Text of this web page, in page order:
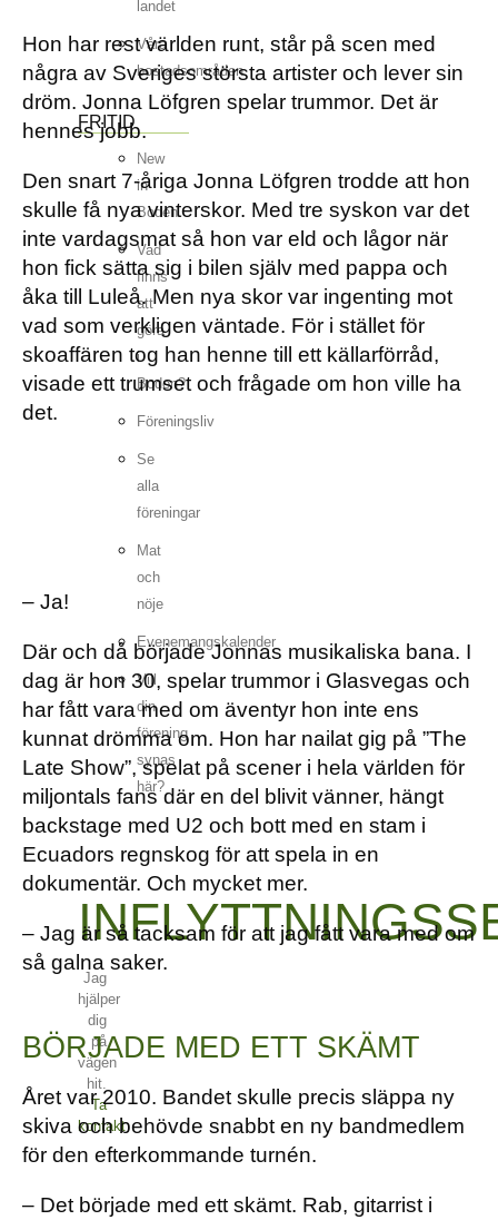
landet
Våra
bostadsområden
FRITID
New
in
Boden
Vad
finns
att
göra
i
Boden?
Föreningsliv
Se
alla
föreningar
Mat
och
nöje
Evenemangskalender
Vill
din
förening
synas
här?
Jag
hjälper
dig
på
vägen
hit.
Ta
kontakt
Hon har rest världen runt, står på scen med
några av Sveriges största artister och lever sin
dröm. Jonna Löfgren spelar trummor. Det är
hennes jobb.
Den snart 7-åriga Jonna Löfgren trodde att hon
skulle få nya vinterskor. Med tre syskon var det
inte vardagsmat så hon var eld och lågor när
hon fick sätta sig i bilen själv med pappa och
åka till Luleå. Men nya skor var ingenting mot
vad som verkligen väntade. För i stället för
skoaffären tog han henne till ett källarförråd,
visade ett trumset och frågade om hon ville ha
det.
– Ja!
Där och då började Jonnas musikaliska bana. I
dag är hon 30, spelar trummor i Glasvegas och
har fått vara med om äventyr hon inte ens
kunnat drömma om. Hon har nailat gig på ”The
Late Show”, spelat på scener i hela världen för
miljontals fans där en del blivit vänner, hängt
backstage med U2 och bott med en stam i
Ecuadors regnskog för att spela in en
dokumentär. Och mycket mer.
– Jag är så tacksam för att jag fått vara med om
så galna saker.
BÖRJADE MED ETT SKÄMT
Året var 2010. Bandet skulle precis släppa ny
skiva och behövde snabbt en ny bandmedlem
för den efterkommande turnén.
– Det började med ett skämt. Rab, gitarrist i